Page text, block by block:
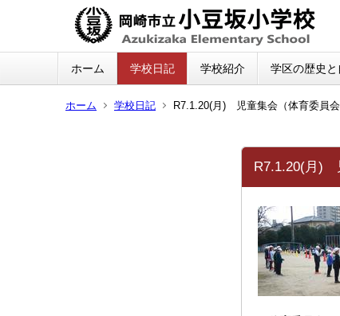
ホーム 学校日記 学校紹介 学区の歴史と
ホーム 学校日記 R7.1.20(月) 児童集会（体育委員会
R7.1.20(月)